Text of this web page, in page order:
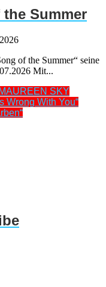
Summer
of the Summer“ seine
Mit...
SKY
Wrong With You“